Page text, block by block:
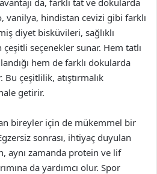
da, farklı tat ve dokularda
vanilya, hindistan cevizi gibi farklı
diyet bisküvileri, sağlıklı
çeşitli seçenekler sunar. Hem tatlı
hem de farklı dokularda
çeşitlilik, atıştırmalık
getirir.
bireyler için de mükemmel bir
sonrası, ihtiyaç duyulan
aynı zamanda protein ve lif
da yardımcı olur. Spor